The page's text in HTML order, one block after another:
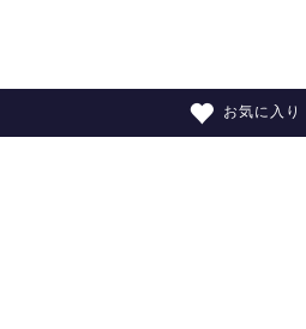
お気に入り